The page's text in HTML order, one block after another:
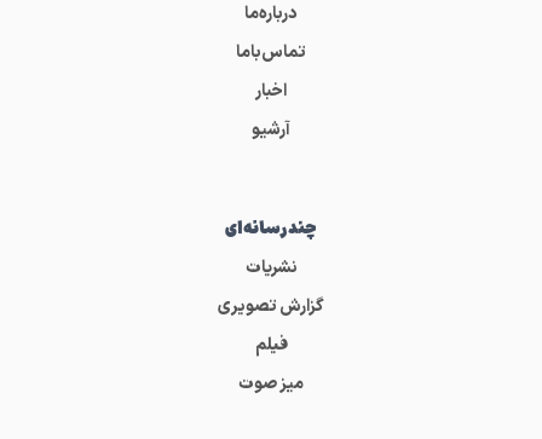
درباره‌ما
تماس‌باما
اخبار
آرشیو
چندرسانه‌ای
نشریات
گزارش تصویری
فیلم
میز صوت